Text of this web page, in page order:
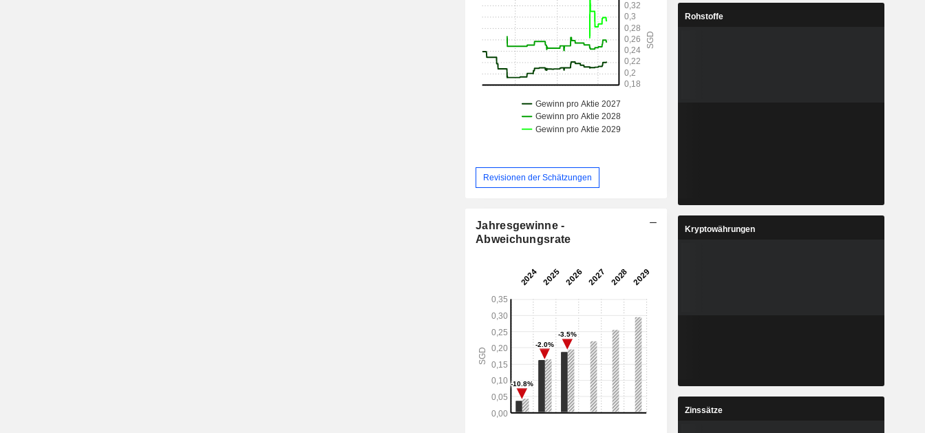
Revisionen der Schätzungen
Jahresgewinne -
Abweichungsrate
Rohstoffe
Kryptowährungen
Zinssätze